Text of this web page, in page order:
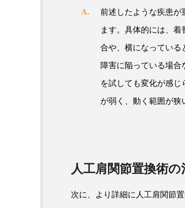
前述したような疾患が
ます。具体的には、
合や、横になっている
障害に陥っている場
を試しても変化が感
が弱く、動く範囲が狭
人工肩関節置換術
次に、より詳細に人工肩関節